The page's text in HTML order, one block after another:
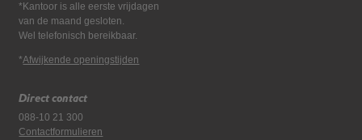
*Kantoor is alle eerste vrijdagen
van de maand gesloten.
Wel telefonisch bereikbaar.
*Afwijkende openingstijden
Direct contact
088-10 21 300
Contactformulieren